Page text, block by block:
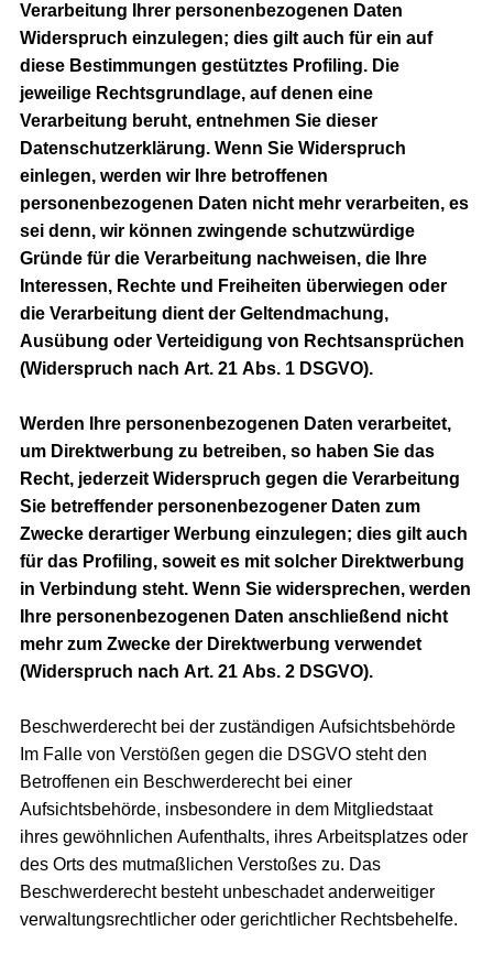
Verarbeitung Ihrer personenbezogenen Daten
Widerspruch einzulegen; dies gilt auch für ein auf
diese Bestimmungen gestütztes Profiling. Die
jeweilige Rechtsgrundlage, auf denen eine
Verarbeitung beruht, entnehmen Sie dieser
Datenschutzerklärung. Wenn Sie Widerspruch
einlegen, werden wir Ihre betroffenen
personenbezogenen Daten nicht mehr verarbeiten, es
sei denn, wir können zwingende schutzwürdige
Gründe für die Verarbeitung nachweisen, die Ihre
Interessen, Rechte und Freiheiten überwiegen oder
die Verarbeitung dient der Geltendmachung,
Ausübung oder Verteidigung von Rechtsansprüchen
(Widerspruch nach Art. 21 Abs. 1 DSGVO).
Werden Ihre personenbezogenen Daten verarbeitet,
um Direktwerbung zu betreiben, so haben Sie das
Recht, jederzeit Widerspruch gegen die Verarbeitung
Sie betreffender personenbezogener Daten zum
Zwecke derartiger Werbung einzulegen; dies gilt auch
für das Profiling, soweit es mit solcher Direktwerbung
in Verbindung steht. Wenn Sie widersprechen, werden
Ihre personenbezogenen Daten anschließend nicht
mehr zum Zwecke der Direktwerbung verwendet
(Widerspruch nach Art. 21 Abs. 2 DSGVO).
Beschwerderecht bei der zuständigen Aufsichtsbehörde
Im Falle von Verstößen gegen die DSGVO steht den
Betroffenen ein Beschwerderecht bei einer
Aufsichtsbehörde, insbesondere in dem Mitgliedstaat
ihres gewöhnlichen Aufenthalts, ihres Arbeitsplatzes oder
des Orts des mutmaßlichen Verstoßes zu. Das
Beschwerderecht besteht unbeschadet anderweitiger
verwaltungsrechtlicher oder gerichtlicher Rechtsbehelfe.